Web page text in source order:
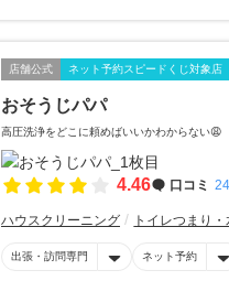
店舗公式 ネット予約スピードくじ対象店
おそうじパパ
高圧洗浄をどこに頼めばいいかわからない
4.46 口コミ
ハウスクリーニング トイレつまり
出張・訪問専門 ネット予約